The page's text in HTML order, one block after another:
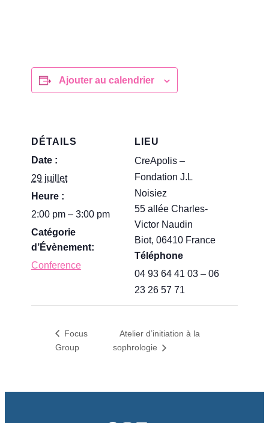
Ajouter au calendrier
DÉTAILS
Date :
29 juillet
Heure :
2:00 pm – 3:00 pm
Catégorie
d’Évènement:
Conference
LIEU
CreApolis –
Fondation J.L
Noisiez
55 allée Charles-
Victor Naudin
Biot, 06410 France
Téléphone
04 93 64 41 03 – 06
23 26 57 71
Focus
Group
Atelier d’initiation à la
sophrologie